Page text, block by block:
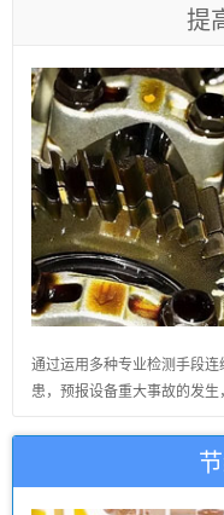
提
通过运用多种专业检测手段
患，预报设备重大事故的发生